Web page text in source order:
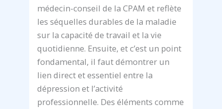
médecin-conseil de la CPAM et reflète
les séquelles durables de la maladie
sur la capacité de travail et la vie
quotidienne. Ensuite, et c’est un point
fondamental, il faut démontrer un
lien direct et essentiel entre la
dépression et l’activité
professionnelle. Des éléments comme